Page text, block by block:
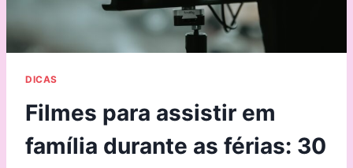
DICAS
Filmes para assistir em
família durante as férias: 30